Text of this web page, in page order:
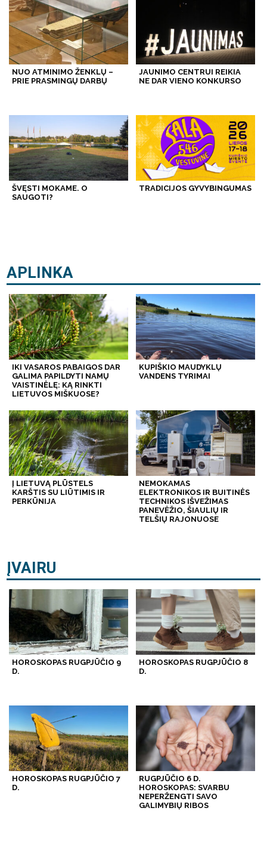
NUO ATMINIMO ŽENKLŲ –
PRIE PRASMINGŲ DARBŲ
JAUNIMO CENTRUI REIKIA
NE DAR VIENO KONKURSO
ŠVĘSTI MOKAME. O
SAUGOTI?
TRADICIJOS GYVYBINGUMAS
APLINKA
IKI VASAROS PABAIGOS DAR
GALIMA PAPILDYTI NAMŲ
VAISTINĖLĘ: KĄ RINKTI
LIETUVOS MIŠKUOSE?
KUPIŠKIO MAUDYKLŲ
VANDENS TYRIMAI
Į LIETUVĄ PLŪSTELS
KARŠTIS SU LIŪTIMIS IR
PERKŪNIJA
NEMOKAMAS
ELEKTRONIKOS IR BUITINĖS
TECHNIKOS IŠVEŽIMAS
PANEVĖŽIO, ŠIAULIŲ IR
TELŠIŲ RAJONUOSE
ĮVAIRU
HOROSKOPAS RUGPJŪČIO 9
D.
HOROSKOPAS RUGPJŪČIO 8
D.
HOROSKOPAS RUGPJŪČIO 7
D.
RUGPJŪČIO 6 D.
HOROSKOPAS: SVARBU
NEPERŽENGTI SAVO
GALIMYBIŲ RIBOS